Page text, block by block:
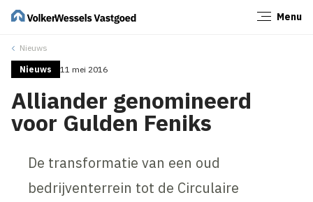
Menu
Nieuws
Nieuws 11 mei 2016
Alliander genomineerd
voor Gulden Feniks
De transformatie van een oud
bedrijventerrein tot de Circulaire
Sluiten